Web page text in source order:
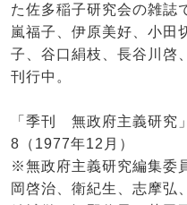
た佐多稲子研究会の雑誌
嵐福子、伊原美好、小田
子、谷口絹枝、長谷川啓
刊行中。
「季刊 無政府主義研究
8（1977年12月）
※無政府主義研究編集委
岡啓治、衛紀生、志摩弘